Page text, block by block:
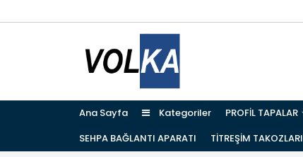
Ana Sayfa Kategoriler PROFİL TAPALAR
SEHPA BAĞLANTI APARATI
TİTREŞİM TAKOZLARI